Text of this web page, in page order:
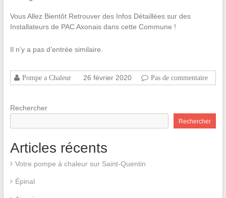
Vous Allez Bientôt Retrouver des Infos Détaillées sur des
Installateurs de PAC Axonais dans cette Commune !
Il n’y a pas d’entrée similaire.
Pompe a Chaleur 26 février 2020 Pas de commentaire
Rechercher
Rechercher
Articles récents
Votre pompe à chaleur sur Saint-Quentin
Épinal